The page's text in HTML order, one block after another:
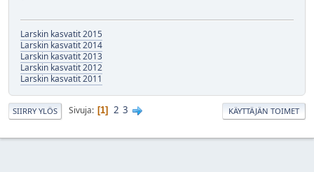
Larskin kasvatit 2015
Larskin kasvatit 2014
Larskin kasvatit 2013
Larskin kasvatit 2012
Larskin kasvatit 2011
SIIRRY YLÖS Sivuja 1 2 3 KÄYTTÄJÄN TOIMET